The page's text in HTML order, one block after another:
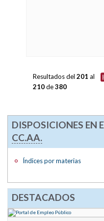
Resultados del 201 al
210de380
DISPOSICIONES EN
CC.AA.
Índices por materias
DESTACADOS